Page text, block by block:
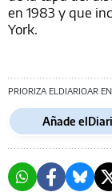
en 1983 y que
York.
PRIORIZA ELDIARIOAR
Añade